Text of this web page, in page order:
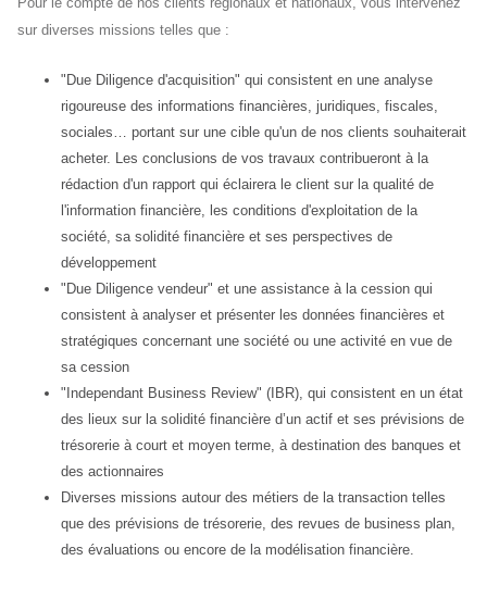
sur diverses missions telles que :
"Due Diligence d'acquisition" qui consistent en une analyse
rigoureuse des informations financières, juridiques, fiscales,
sociales… portant sur une cible qu'un de nos clients souhaiterait
acheter. Les conclusions de vos travaux contribueront à la
rédaction d'un rapport qui éclairera le client sur la qualité de
l'information financière, les conditions d'exploitation de la
société, sa solidité financière et ses perspectives de
développement
"Due Diligence vendeur" et une assistance à la cession qui
consistent à analyser et présenter les données financières et
stratégiques concernant une société ou une activité en vue de
sa cession
"Independant Business Review" (IBR), qui consistent en un état
des lieux sur la solidité financière d’un actif et ses prévisions de
trésorerie à court et moyen terme, à destination des banques et
des actionnaires
Diverses missions autour des métiers de la transaction telles
que des prévisions de trésorerie, des revues de business plan,
des évaluations ou encore de la modélisation financière.